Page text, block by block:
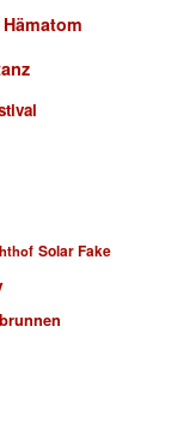
Hämatom
Solar Fake